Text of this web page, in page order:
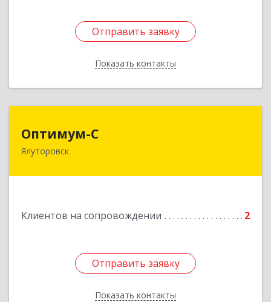
Отправить заявку
Показать контакты
Отправить заявку
Назад
Оптимум-С
Ялуторовск
Клиентов на сопровождении 2
Отправить заявку
Показать контакты
Отправить заявку
Назад